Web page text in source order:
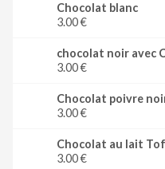
Chocolat blanc
3.00 €
chocolat noir avec
3.00 €
Chocolat poivre
3.00 €
Chocolat au lait
3.00 €